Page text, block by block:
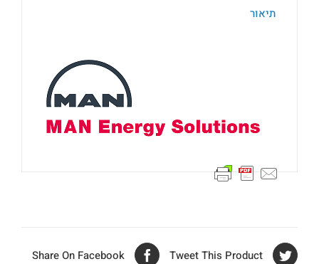
תיאור
Share On Facebook Tweet This Product